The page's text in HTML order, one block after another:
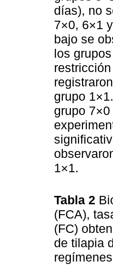
días), no
7×0, 6×1
bajo se
los
grupo
grupo
1×1.
Tabla 2
(FCA),
(FC)
de tilapia